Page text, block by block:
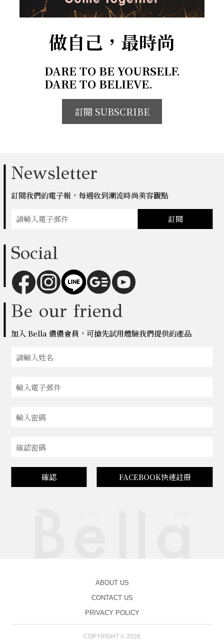
做自己，最時尚
DARE TO BE YOURSELF.
DARE TO BELIEVE.
訂閱 SUBSCRIBE
Newsletter
訂閱我們的電子報，每週收到潮流時尚美容觀點
訂閱
Social
Be our friend
加入 Bella 儂儂會員，可搶先試用體驗我們提供的產品
確認 FACEBOOK快速註冊
ABOUT US
CONTACT US
PRIVACY POLICY
COPYRIGHT © 2026